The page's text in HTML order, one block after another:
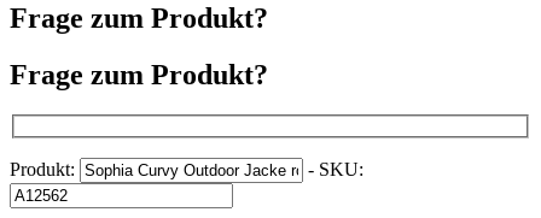
Frage zum Produkt?
Frage zum Produkt?
Produkt: - SKU: